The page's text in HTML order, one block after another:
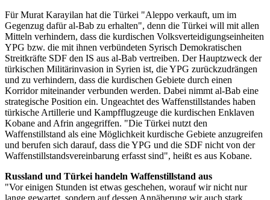
Für Murat Karayilan hat die Türkei "Aleppo verkauft, um im
Gegenzug dafür al-Bab zu erhalten", denn die Türkei will mit allen
Mitteln verhindern, dass die kurdischen Volksverteidigungseinheiten
YPG bzw. die mit ihnen verbündeten Syrisch Demokratischen
Streitkräfte SDF den IS aus al-Bab vertreiben. Der Hauptzweck der
türkischen Militärinvasion in Syrien ist, die YPG zurückzudrängen
und zu verhindern, dass die kurdischen Gebiete durch einen
Korridor miteinander verbunden werden. Dabei nimmt al-Bab eine
strategische Position ein. Ungeachtet des Waffenstillstandes haben
türkische Artillerie und Kampfflugzeuge die kurdischen Enklaven
Kobane and Afrin angegriffen. "Die Türkei nutzt den
Waffenstillstand als eine Möglichkeit kurdische Gebiete anzugreifen
und berufen sich darauf, dass die YPG und die SDF nicht von der
Waffenstillstandsvereinbarung erfasst sind", heißt es aus Kobane.
Russland und Türkei handeln Waffenstillstand aus
"Vor einigen Stunden ist etwas geschehen, worauf wir nicht nur
lange gewartet, sondern auf dessen Annäherung wir auch stark